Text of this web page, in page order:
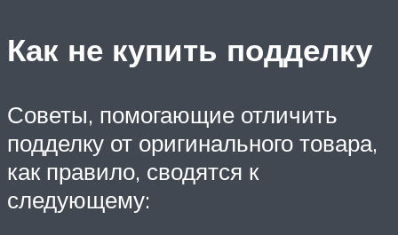
Как не купить подделку
Советы, помогающие отличить
подделку от оригинального товара,
как правило, сводятся к
следующему: